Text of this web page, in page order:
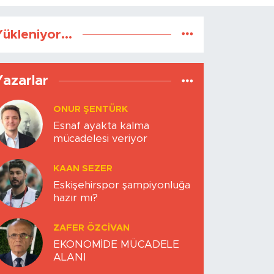
ONUR ŞENTÜRK
Esnaf ayakta kalma
mücadelesi veriyor
KAAN SEZER
Eskişehirspor şampiyonluğa
hazır mı?
ZAFER ÖZCIVAN
EKONOMİDE MÜCADELE
ALANI